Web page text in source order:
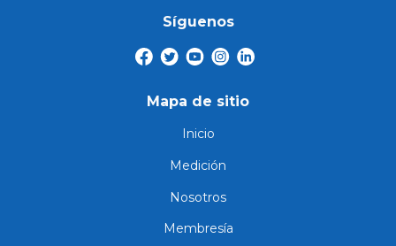
Síguenos
Mapa de sitio
Inicio
Medición
Nosotros
Membresía